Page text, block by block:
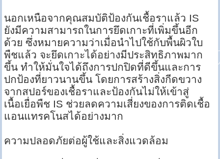
นอกเหนือจากคุณสมบัติป้องกันเชื้อราแล้ว IS
ยังมีความสามารถในการยึดเกาะที่เพิ่มขึ้นอีก
ด้วย ซึ่งหมายความว่าเมื่อนำไปใช้กับพื้นผิวใบ
พืชแล้ว จะยึดเกาะได้อย่างมีประสิทธิภาพมาก
ขึ้น ทำให้มั่นใจได้ถึงการปกปิดที่ดีขึ้นและการ
ปกป้องที่ยาวนานขึ้น โดยการสร้างสิ่งกีดขวาง
จากสปอร์ของเชื้อราและป้องกันไม่ให้เข้าสู่
เนื้อเยื่อพืช IS ช่วยลดความเสี่ยงของการติดเชื้อ
แอนแทรคโนสได้อย่างมาก
ความปลอดภัยต่อผู้ใช้และสิ่งแวดล้อม